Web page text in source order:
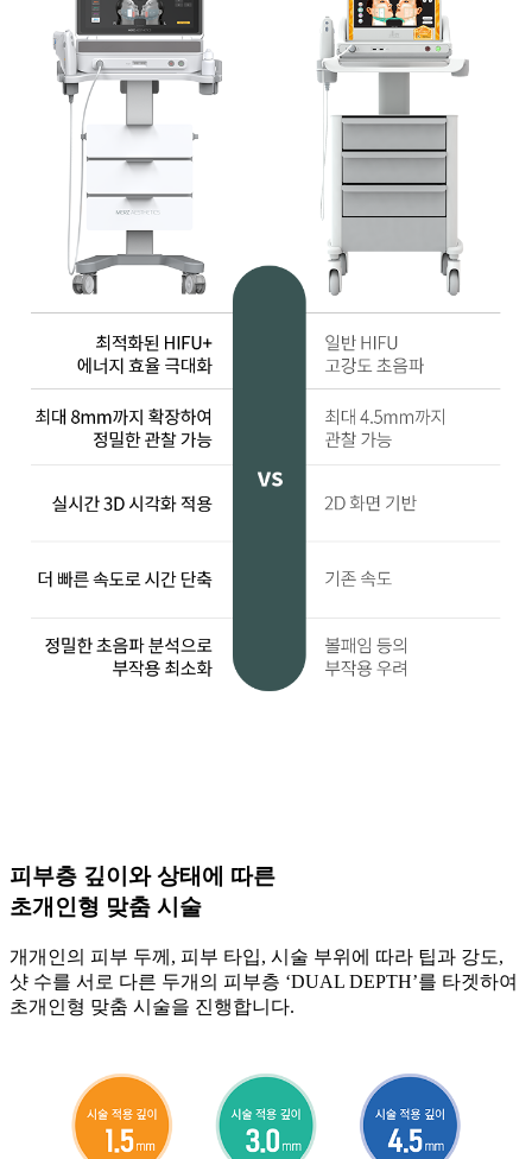
피부층 깊이와 상태에 따른
초개인형 맞춤 시술
개개인의 피부 두께, 피부 타입, 시술 부위에 따라 팁과 강도,
샷 수를 서로 다른 두개의 피부층 ‘DUAL DEPTH’를 타겟하여
초개인형 맞춤 시술을 진행합니다.